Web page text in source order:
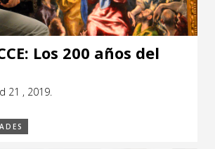
Los 200 años del
21 , 2019.